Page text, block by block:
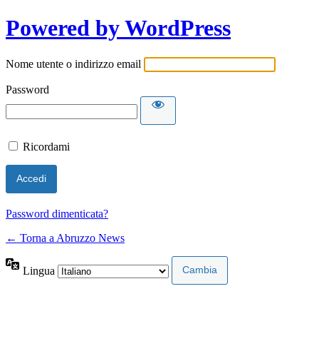
Powered by WordPress
Nome utente o indirizzo email
Password
Ricordami
Password dimenticata?
← Torna a Abruzzo News
Lingua